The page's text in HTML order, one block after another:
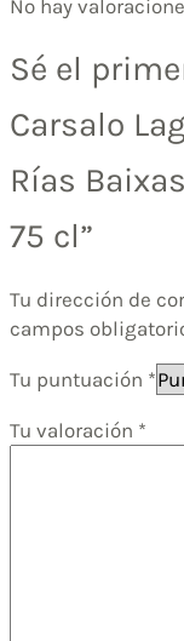
No hay
Sé el
Carsalo
Rías
75 cl”
Tu dirección de
campos
Tu puntuación *
Tu valoración *